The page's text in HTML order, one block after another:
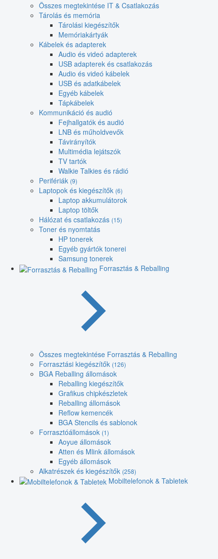
Összes megtekintése IT & Csatlakozás
Tárolás és memória
Tárolási kiegészítők
Memóriakártyák
Kábelek és adapterek
Audio és videó adapterek
USB adapterek és csatlakozás
Audio és videó kábelek
USB és adatkábelek
Egyéb kábelek
Tápkábelek
Kommunikáció és audió
Fejhallgatók és audió
LNB és műholdvevők
Távirányítók
Multimédia lejátszók
TV tartók
Walkie Talkies és rádió
Perifériák (9)
Laptopok és kiegészítők (6)
Laptop akkumulátorok
Laptop töltők
Hálózat és csatlakozás (15)
Toner és nyomtatás
HP tonerek
Egyéb gyártók tonerei
Samsung tonerek
Forrasztás & Reballing
Összes megtekintése Forrasztás & Reballing
Forrasztási kiegészítők (126)
BGA Reballing állomások
Reballing kiegészítők
Grafikus chipkészletek
Reballing állomások
Reflow kemencék
BGA Stencils és sablonok
Forrasztóállomások (1)
Aoyue állomások
Atten és Mlink állomások
Egyéb állomások
Alkatrészek és kiegészítők (258)
Mobiltelefonok & Tabletek